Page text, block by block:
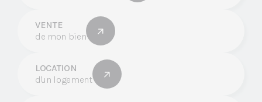
VENTE
de mon bien
LOCATION
d'un logement